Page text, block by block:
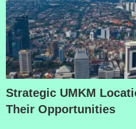
Strategic UMKM
Their Opportunities